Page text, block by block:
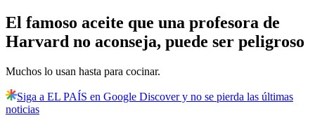
El famoso aceite que una profesora de
Harvard no aconseja, puede ser peligroso
Muchos lo usan hasta para cocinar.
Siga a EL PAÍS en Google Discover y no se pierda las últimas
noticias